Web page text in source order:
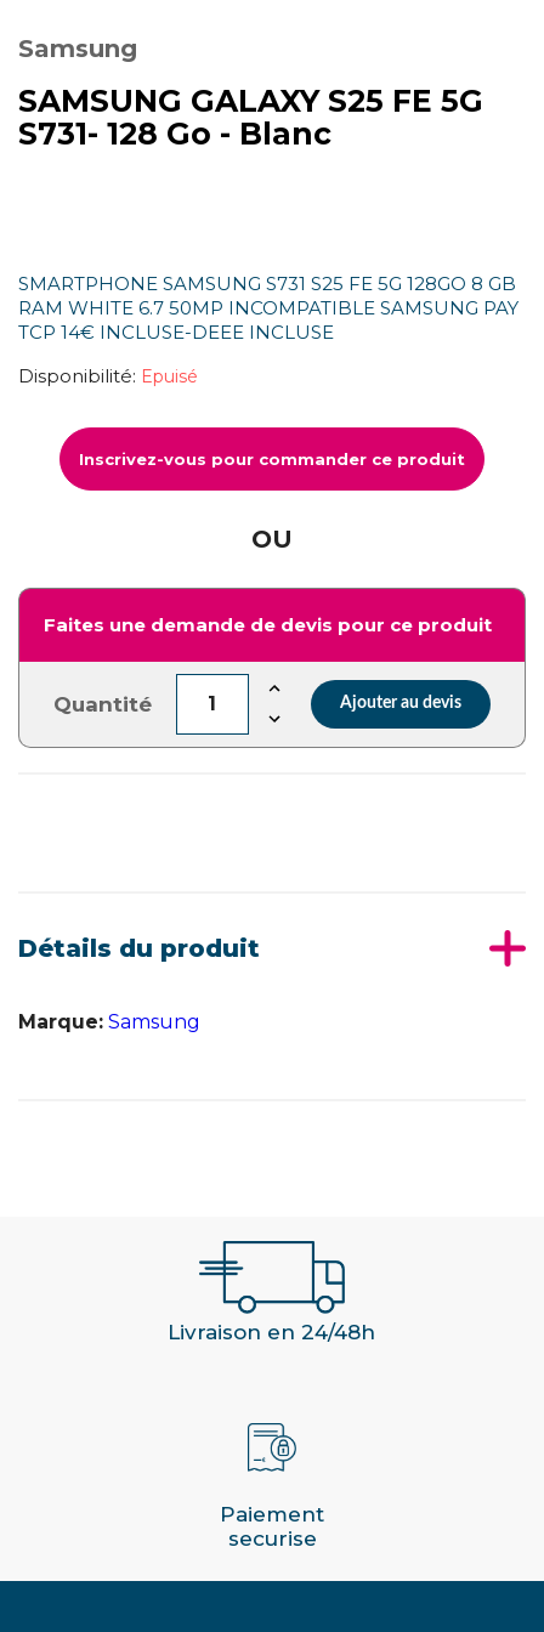
Samsung
SAMSUNG GALAXY S25 FE 5G
S731- 128 Go - Blanc
SMARTPHONE SAMSUNG S731 S25 FE 5G 128GO 8 GB
RAM WHITE 6.7 50MP INCOMPATIBLE SAMSUNG PAY
TCP 14€ INCLUSE-DEEE INCLUSE
Disponibilité: Epuisé
Inscrivez-vous pour commander ce produit
OU
Faites une demande de devis pour ce produit
Quantité Ajouter au devis
Détails du produit
Marque: Samsung
Livraison en 24/48h
Paiement
securise